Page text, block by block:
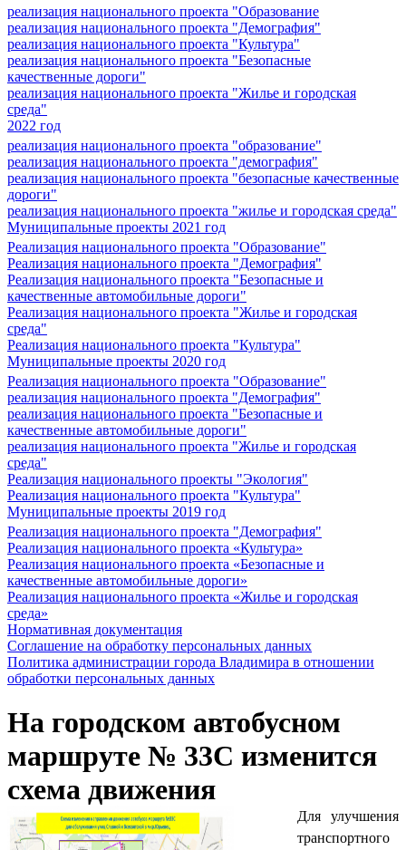
реализация национального проекта "Образование
реализация национального проекта "Демография"
реализация национального проекта "Культура"
реализация национального проекта "Безопасные
качественные дороги"
реализация национального проекта "Жилье и городская
среда"
2022 год
реализация национального проекта "образование"
реализация национального проекта "демография"
реализация национального проекта "безопасные качественные
дороги"
реализация национального проекта "жилье и городская среда"
Муниципальные проекты 2021 год
Реализация национального проекта "Образование"
Реализация национального проекта "Демография"
Реализация национального проекта "Безопасные и
качественные автомобильные дороги"
Реализация национального проекта "Жилье и городская
среда"
Реализация национального проекта "Культура"
Муниципальные проекты 2020 год
Реализация национального проекта "Образование"
реализация национального проекта "Демография"
реализация национального проекта "Безопасные и
качественные автомобильные дороги"
реализация национального проекта "Жилье и городская
среда"
Реализация национального проекты "Экология"
Реализация национального проекта "Культура"
Муниципальные проекты 2019 год
Реализация национального проекта "Демография"
Реализация национального проекта «Культура»
Реализация национального проекта «Безопасные и
качественные автомобильные дороги»
Реализация национального проекта «Жилье и городская
среда»
Нормативная документация
Соглашение на обработку персональных данных
Политика администрации города Владимира в отношении
обработки персональных данных
На городском автобусном
маршруте № 33С изменится
схема движения
Для улучшения
транспортного